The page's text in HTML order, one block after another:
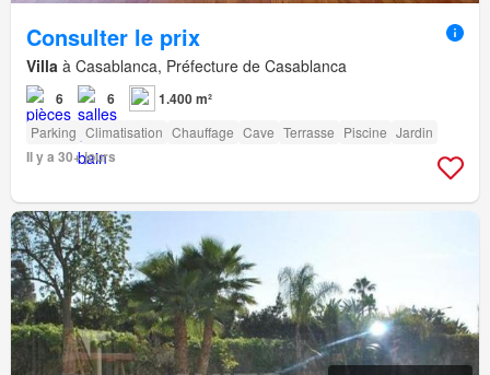
Consulter le prix
Villa à Casablanca, Préfecture de Casablanca
6 6 1.400 m²
Parking Climatisation Chauffage Cave Terrasse Piscine Jardin
Il y a 30+ jours